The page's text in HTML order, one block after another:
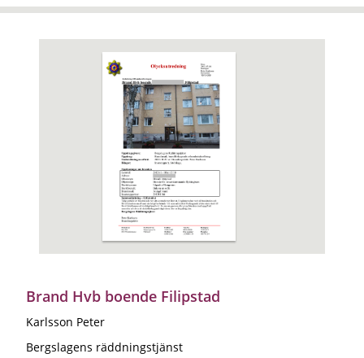
Brand Hvb boende Filipstad
Karlsson Peter
Bergslagens räddningstjänst